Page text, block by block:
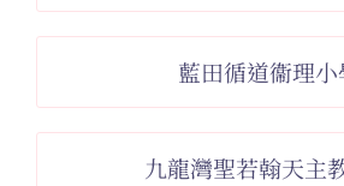
藍田循道衞理小
九龍灣聖若翰天主